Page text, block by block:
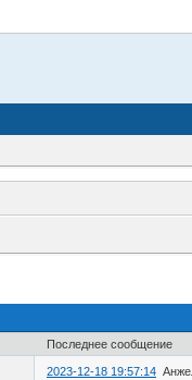
Последнее сообщение
2023-12-18 19:57:14